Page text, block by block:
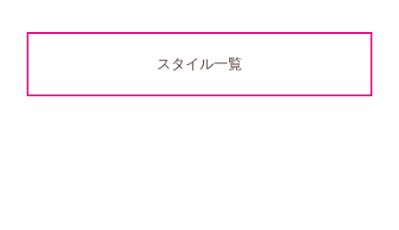
スタイル一覧